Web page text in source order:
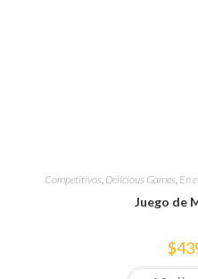
Competitivos, Delicious Games, En
Juego de
$